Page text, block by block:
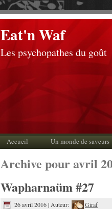
Eat'n Waf
Les psychopathes du goût
Accueil Un monde de saveurs
Archive pour avril
Wapharnaüm #27
26 avril 2016 | Auteur: Giraf